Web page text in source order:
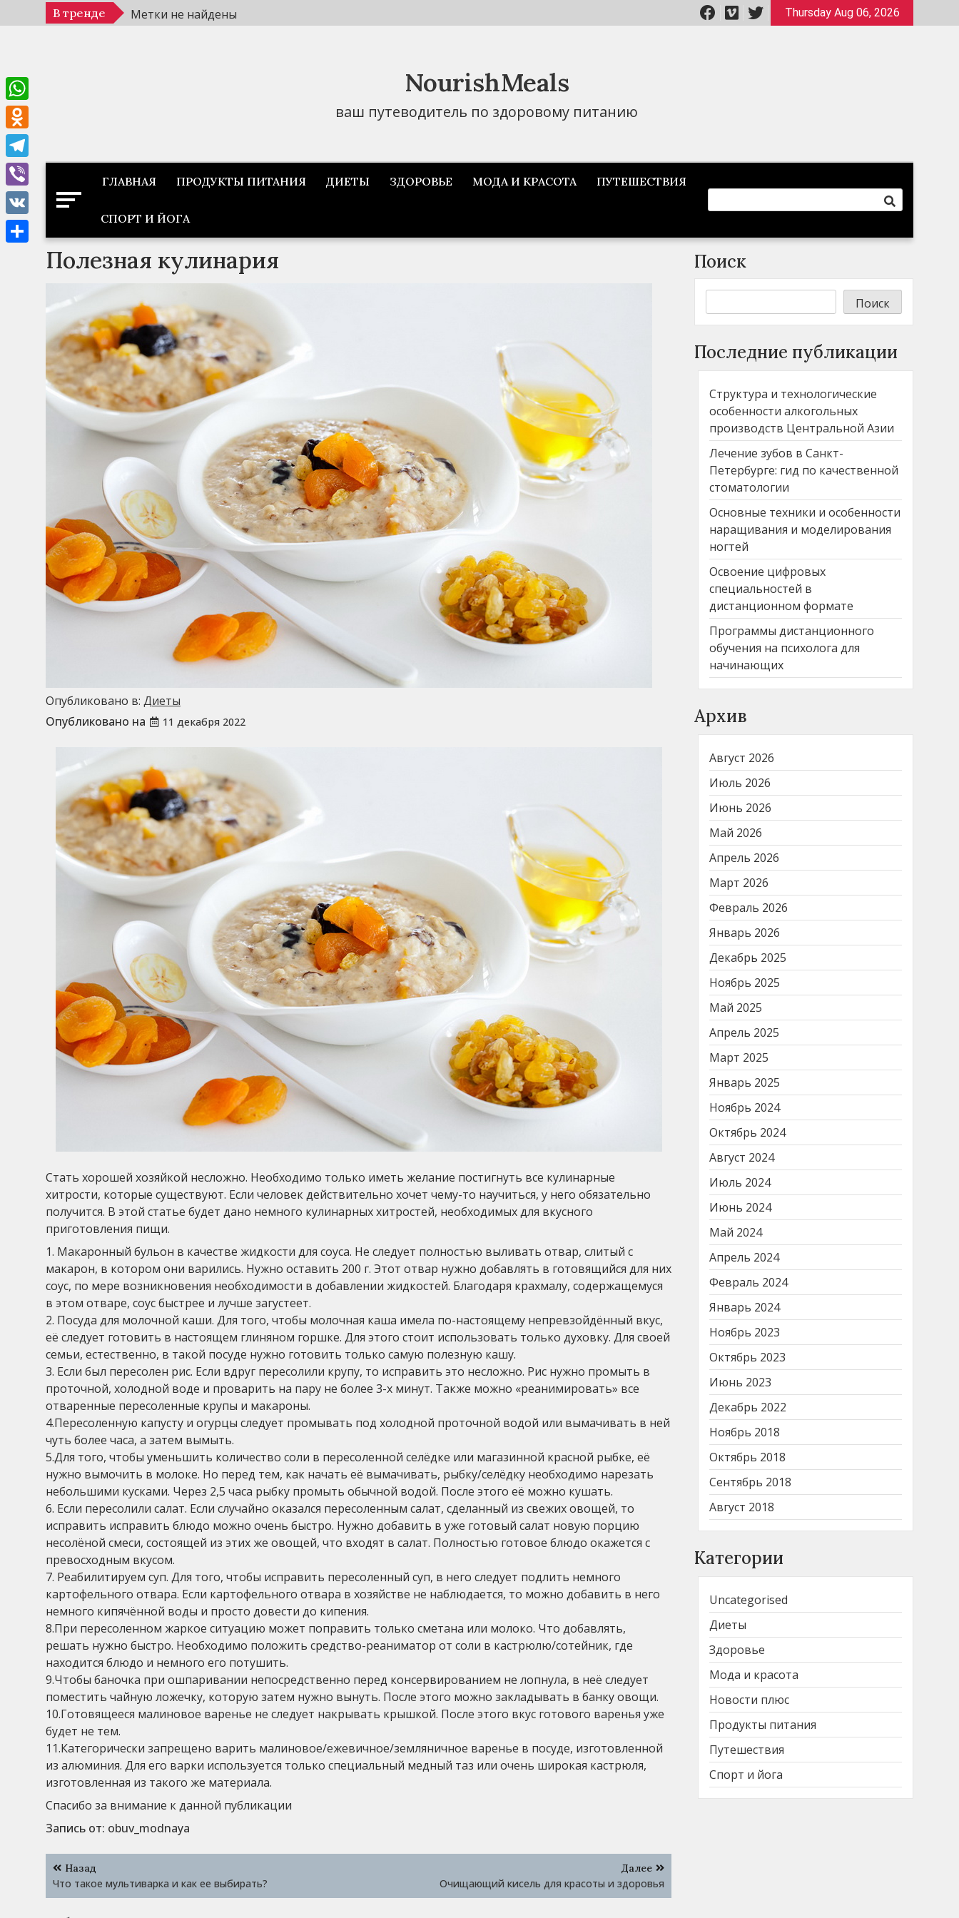
к
В тренде Метки не найдены Thursday Aug 06, 2026
NourishMeals
ваш путеводитель по здоровому питанию
ГЛАВНАЯ ПРОДУКТЫ ПИТАНИЯ ДИЕТЫ ЗДОРОВЬЕ МОДА И КРАСОТА ПУТЕШЕСТВИЯ
СПОРТ И ЙОГА
Полезная кулинария
Опубликовано в: Диеты
Опубликовано на
11 декабря 2022
Стать хорошей хозяйкой несложно. Необходимо только иметь желание постигнуть все кулинарные
хитрости, которые существуют. Если человек действительно хочет чему-то научиться, у него обязательно
получится. В этой статье будет дано немного кулинарных хитростей, необходимых для вкусного
приготовления пищи.
1. Макаронный бульон в качестве жидкости для соуса. Не следует полностью выливать отвар, слитый с
макарон, в котором они варились. Нужно оставить 200 г. Этот отвар нужно добавлять в готовящийся для них
соус, по мере возникновения необходимости в добавлении жидкостей. Благодаря крахмалу, содержащемуся
в этом отваре, соус быстрее и лучше загустеет.
2. Посуда для молочной каши. Для того, чтобы молочная каша имела по-настоящему непревзойдённый вкус,
её следует готовить в настоящем глиняном горшке. Для этого стоит использовать только духовку. Для своей
семьи, естественно, в такой посуде нужно готовить только самую полезную кашу.
3. Если был пересолен рис. Если вдруг пересолили крупу, то исправить это несложно. Рис нужно промыть в
проточной, холодной воде и проварить на пару не более 3-х минут. Также можно «реанимировать» все
отваренные пересоленные крупы и макароны.
4.Пересоленную капусту и огурцы следует промывать под холодной проточной водой или вымачивать в ней
чуть более часа, а затем вымыть.
5.Для того, чтобы уменьшить количество соли в пересоленной селёдке или магазинной красной рыбке, её
нужно вымочить в молоке. Но перед тем, как начать её вымачивать, рыбку/селёдку необходимо нарезать
небольшими кусками. Через 2,5 часа рыбку промыть обычной водой. После этого её можно кушать.
6. Если пересолили салат. Если случайно оказался пересоленным салат, сделанный из свежих овощей, то
исправить исправить блюдо можно очень быстро. Нужно добавить в уже готовый салат новую порцию
несолёной смеси, состоящей из этих же овощей, что входят в салат. Полностью готовое блюдо окажется с
превосходным вкусом.
7. Реабилитируем суп. Для того, чтобы исправить пересоленный суп, в него следует подлить немного
картофельного отвара. Если картофельного отвара в хозяйстве не наблюдается, то можно добавить в него
немного кипячённой воды и просто довести до кипения.
8.При пересоленном жаркое ситуацию может поправить только сметана или молоко. Что добавлять,
решать нужно быстро. Необходимо положить средство-реаниматор от соли в кастрюлю/сотейник, где
находится блюдо и немного его потушить.
9.Чтобы баночка при ошпаривании непосредственно перед консервированием не лопнула, в неё следует
поместить чайную ложечку, которую затем нужно вынуть. После этого можно закладывать в банку овощи.
10.Готовящееся малиновое варенье не следует накрывать крышкой. После этого вкус готового варенья уже
будет не тем.
11.Категорически запрещено варить малиновое/ежевичное/земляничное варенье в посуде, изготовленной
из алюминия. Для его варки используется только специальный медный таз или очень широкая кастрюля,
изготовленная из такого же материала.
Спасибо за внимание к данной публикации
Запись от: obuv_modnaya
Навигация
по
записям
Назад
Что такое мультиварка и как ее выбирать?
Далее
Очищающий кисель для красоты и здоровья
Поиск
Поиск
Последние публикации
Структура и технологические
особенности алкогольных
производств Центральной Азии
Лечение зубов в Санкт-
Петербурге: гид по качественной
стоматологии
Основные техники и особенности
наращивания и моделирования
ногтей
Освоение цифровых
специальностей в
дистанционном формате
Программы дистанционного
обучения на психолога для
начинающих
Архив
Август 2026
Июль 2026
Июнь 2026
Май 2026
Апрель 2026
Март 2026
Февраль 2026
Январь 2026
Декабрь 2025
Ноябрь 2025
Май 2025
Апрель 2025
Март 2025
Январь 2025
Ноябрь 2024
Октябрь 2024
Август 2024
Июль 2024
Июнь 2024
Май 2024
Апрель 2024
Февраль 2024
Январь 2024
Ноябрь 2023
Октябрь 2023
Июнь 2023
Декабрь 2022
Ноябрь 2018
Октябрь 2018
Сентябрь 2018
Август 2018
Категории
Uncategorised
Диеты
Здоровье
Мода и красота
Новости плюс
Продукты питания
Путешествия
Спорт и йога
WhatsApp
Odnoklassniki
Telegram
Viber
VK
Отправить